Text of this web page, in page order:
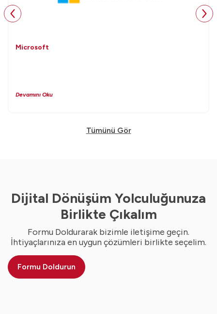
Microsoft
Devamını Oku
Tümünü Gör
Dijital Dönüşüm Yolculuğunuza
Birlikte Çıkalım
Formu Doldurarak bizimle iletişime geçin.
İhtiyaçlarınıza en uygun çözümleri birlikte seçelim.
Formu Doldurun